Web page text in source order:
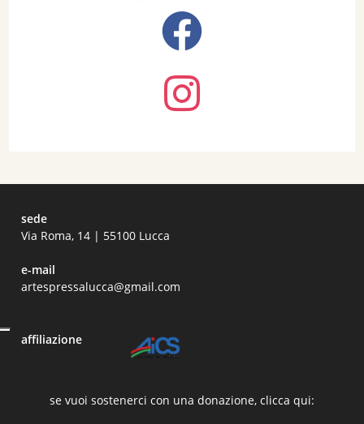
sede
Via Roma, 14 | 55100 Lucca
e-mail
artespressalucca@gmail.com
affiliazione
se vuoi sostenerci con una donazione, clicca qui: